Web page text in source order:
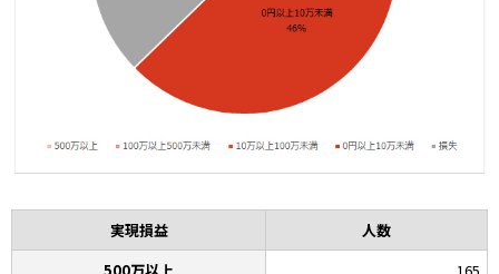
実現損益
人数